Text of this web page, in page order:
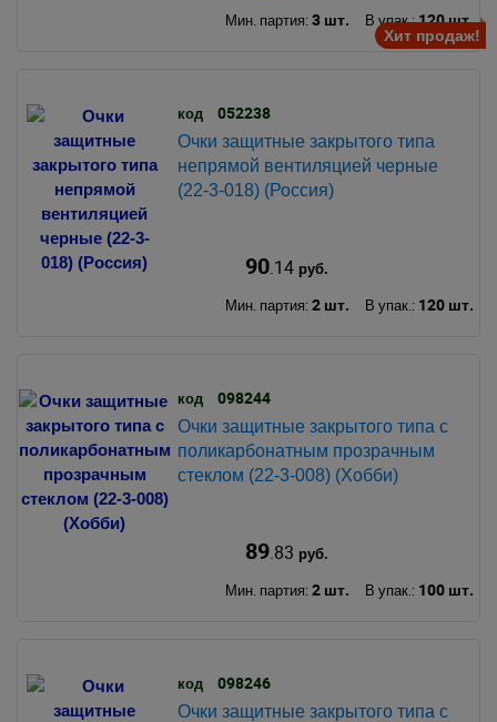
Хит продаж!
Мин. партия: 3 шт. В упак.:120 шт.
код 052238
Очки защитные закрытого типа
непрямой вентиляцией черные
(22-3-018) (Россия)
90.14руб.
Мин. партия: 2 шт. В упак.: 120 шт.
код 098244
Очки защитные закрытого типа с
поликарбонатным прозрачным
стеклом (22-3-008) (Хобби)
89.83 руб.
Мин. партия: 2 шт. В упак.: 100 шт.
код 098246
Очки защитные закрытого типа с